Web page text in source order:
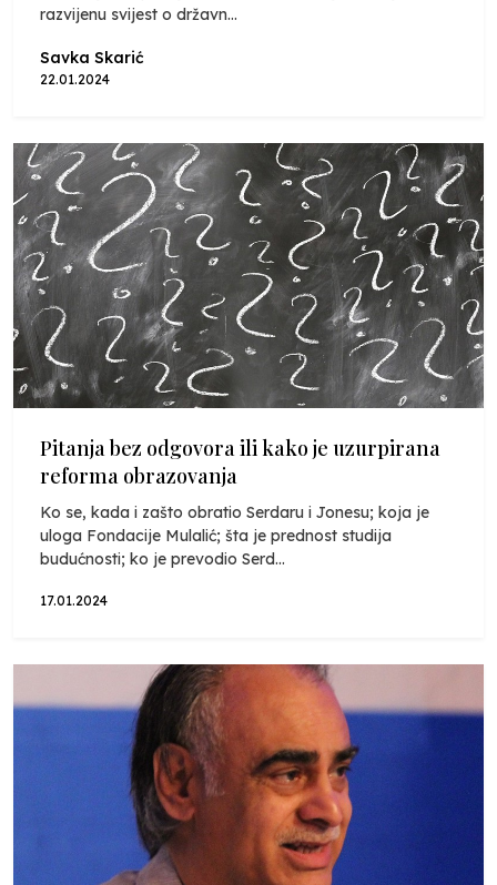
razvijenu svijest o državn...
Savka Skarić
22.01.2024
Pitanja bez odgovora ili kako je uzurpirana
reforma obrazovanja
Ko se, kada i zašto obratio Serdaru i Jonesu; koja je
uloga Fondacije Mulalić; šta je prednost studija
budućnosti; ko je prevodio Serd...
17.01.2024